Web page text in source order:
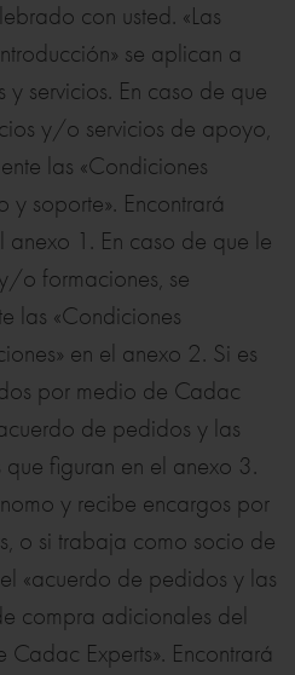
con usted. «Las
se aplican a
y servicios. En caso de que
y/o servicios de apoyo,
las «Condiciones
soporte». Encontrará
anexo 1. En caso de que le
o formaciones, se
las «Condiciones
en el anexo 2. Si es
por medio de Cadac
de pedidos y las
figuran en el anexo 3.
y recibe encargos por
o si trabaja como socio de
«acuerdo de pedidos y las
compra adicionales del
Experts». Encontrará